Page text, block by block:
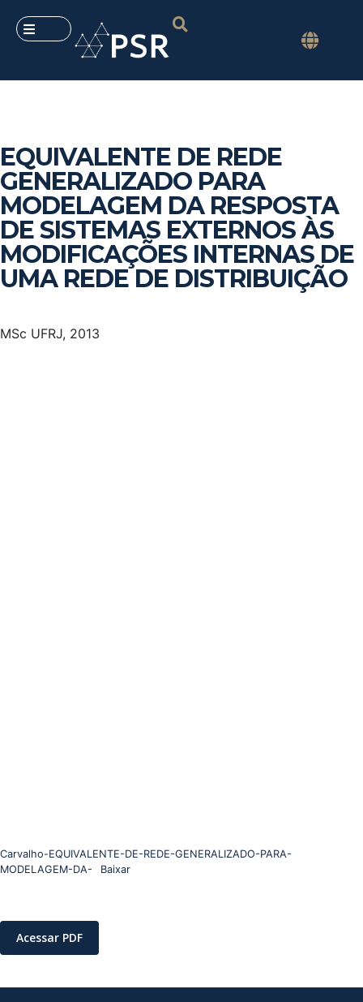
EQUIVALENTE DE REDE
GENERALIZADO PARA
MODELAGEM DA RESPOSTA
DE SISTEMAS EXTERNOS ÀS
MODIFICAÇÕES INTERNAS DE
UMA REDE DE DISTRIBUIÇÃO
MSc UFRJ, 2013
Carvalho-EQUIVALENTE-DE-REDE-GENERALIZADO-PARA-
MODELAGEM-DA-
Baixar
Acessar PDF